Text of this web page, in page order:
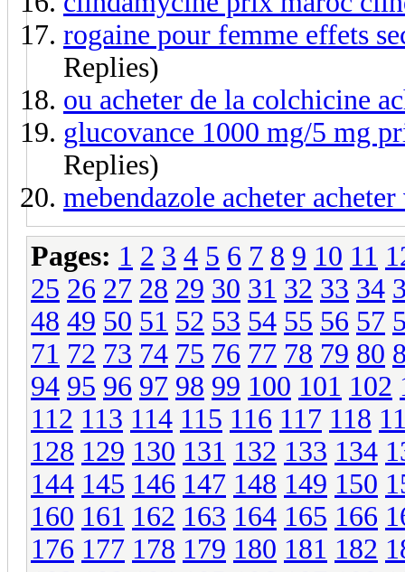
rogaine pour femme effets
Replies)
ou acheter de la colchicine
glucovance 1000 mg/5 mg
Replies)
mebendazole acheter
Pages: 1 2 3 4 5 6 7 8 9 10 11
25 26 27 28 29 30 31 32 33 34
48 49 50 51 52 53 54 55 56 57
71 72 73 74 75 76 77 78 79 80
94 95 96 97 98 99 100 101 102
112 113 114 115 116 117 118
128 129 130 131 132 133 134
144 145 146 147 148 149 150
160 161 162 163 164 165 166
176 177 178 179 180 181 182